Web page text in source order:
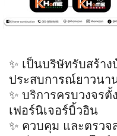
✨ เป็นบริษัทรับสร้า
ประสบการณ์ยาวนา
✨ บริการครบวงจร
เฟอร์นิเจอร์บิ้วอิน
✨ ควบคุม และตรว